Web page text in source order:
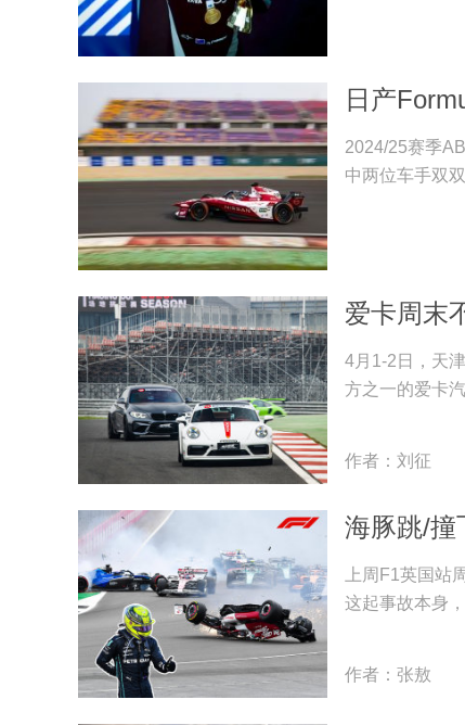
日产
2024/25赛季
中两位车手双
爱卡周末
4月1-2日，天
方之一的爱卡
作者：刘征
海豚跳/撞
上周F1英国站
这起事故本身
作者：张敖